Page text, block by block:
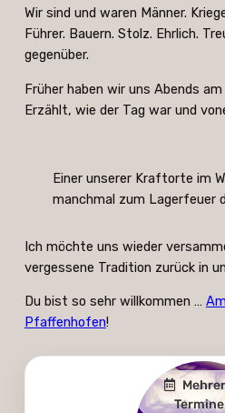
Wir sind und waren Männer.
Führer. Bauern. Stolz. Ehrlich.
gegenüber.
Früher haben wir uns Abends
Erzählt, wie der Tag war und
Einer unserer Kraftorte im
manchmal zum Lagerfeuer
Ich möchte uns wieder
vergessene Tradition zurück in
Du bist so sehr willkommen …
Pfaffenhofen!
Termine